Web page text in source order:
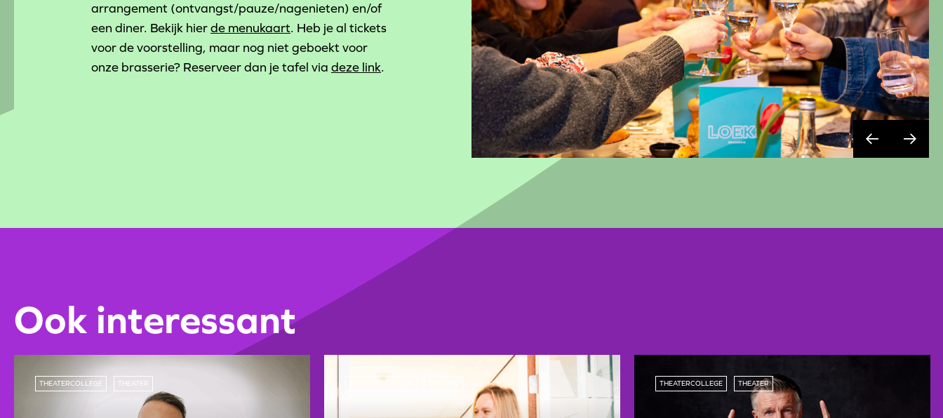
arrangement (ontvangst/pauze/nagenieten) en/of
een diner. Bekijk hierde menukaart. Heb je al tickets
voor de voorstelling, maar nog niet geboekt voor
onze brasserie? Reserveer dan je tafel via deze link.
Ook interessant
THEATERCOLLEGE THEATER THEATERCOLLEGE THEATERCOLLEGE THEATER